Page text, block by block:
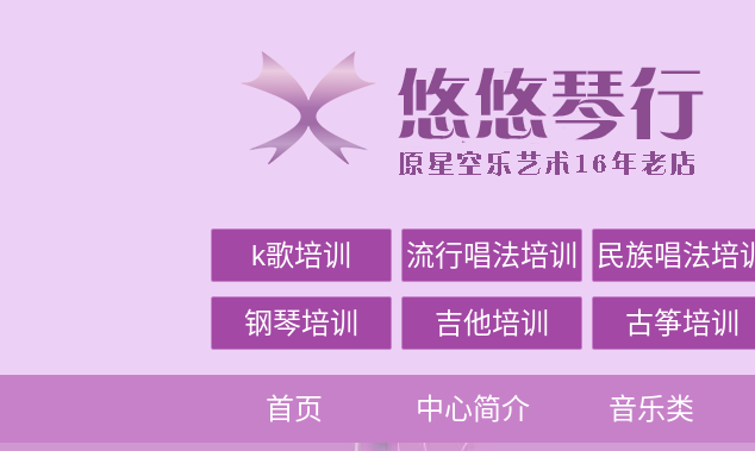
k歌培训 流行唱法培训 民族唱法培训
钢琴培训 吉他培训 古筝培训
首页 中心简介 音乐类